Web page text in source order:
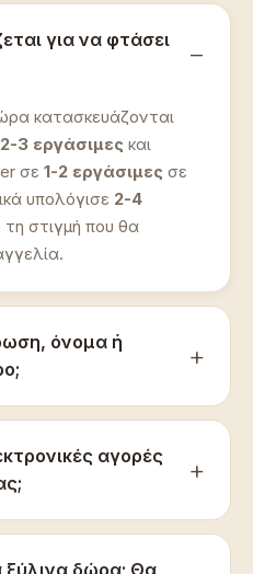
για να φτάσει
κατασκευάζονται
2-3 εργάσιμες και
σε 1-2 εργάσιμες σε
υπολόγισε 2-4
στιγμή που θα
όνομα ή
αγορές
ξύλινα δώρα; Θα